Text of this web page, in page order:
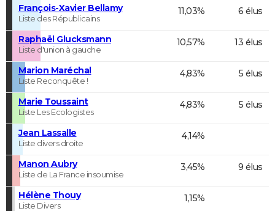
François-Xavier Bellamy
Liste des Républicains
11,03% 6 élus
Raphaël Glucksmann
Liste d'union à gauche
10,57% 13 élus
Marion Maréchal
Liste Reconquête !
4,83% 5 élus
Marie Toussaint
Liste Les Ecologistes
4,83% 5 élus
Jean Lassalle
Liste divers droite
4,14%
Manon Aubry
Liste de La France insoumise
3,45% 9 élus
Hélène Thouy
Liste Divers
1,15%